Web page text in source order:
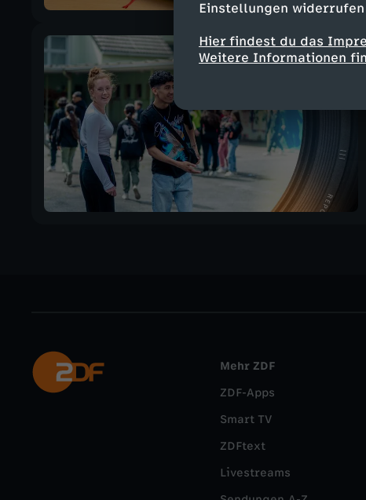
Einstellungen
Hier findest du das
Weitere Informationen
Mehr ZDF
ZDF-Apps
Smart TV
ZDFtext
Livestreams